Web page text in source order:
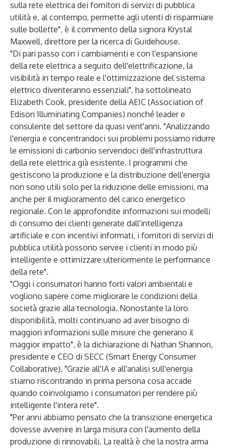
sulla rete elettrica dei fornitori di servizi di pubblica
utilità e, al contempo, permette agli utenti di risparmiare
sulle bollette", è il commento della signora Krystal
Maxwell, direttore per la ricerca di Guidehouse.
"Di pari passo con i cambiamenti e con l'espansione
della rete elettrica a seguito dell'elettrificazione, la
visibilità in tempo reale e l'ottimizzazione del sistema
elettrico diventeranno essenziali", ha sottolineato
Elizabeth Cook, presidente della AEIC (Association of
Edison Illuminating Companies) nonché leader e
consulente del settore da quasi vent'anni. "Analizzando
l'energia e concentrandoci sui problemi possiamo ridurre
le emissioni di carbonio servendoci dell'infrastruttura
della rete elettrica già esistente. I programmi che
gestiscono la produzione e la distribuzione dell'energia
non sono utili solo per la riduzione delle emissioni, ma
anche per il miglioramento del carico energetico
regionale. Con le approfondite informazioni sui modelli
di consumo dei clienti generate dall'intelligenza
artificiale e con incentivi informati, i fornitori di servizi di
pubblica utilità possono servire i clienti in modo più
intelligente e ottimizzare ulteriormente le performance
della rete".
"Oggi i consumatori hanno forti valori ambientali e
vogliono sapere come migliorare le condizioni della
società grazie alla tecnologia. Nonostante la loro
disponibilità, molti continuano ad aver bisogno di
maggiori informazioni sulle misure che generano il
maggior impatto", è la dichiarazione di Nathan Shannon,
presidente e CEO di SECC (Smart Energy Consumer
Collaborative). "Grazie all'IA e all'analisi sull'energia
stiamo riscontrando in prima persona cosa accade
quando coinvolgiamo i consumatori per rendere più
intelligente l'intera rete".
"Per anni abbiamo pensato che la transizione energetica
dovesse avvenire in larga misura con l'aumento della
produzione di rinnovabili. La realtà è che la nostra arma